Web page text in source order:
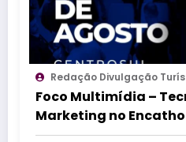
Redação Divulgação
Foco Multimídia –
Marketing no